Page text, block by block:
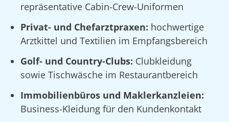
repräsentative Cabin-Crew-Uniformen
Privat- und Chefarztpraxen: hochwertige
Arztkittel und Textilien im Empfangsbereich
Golf- und Country-Clubs: Clubkleidung
sowie Tischwäsche im Restaurantbereich
Immobilienbüros und Maklerkanzleien:
Business-Kleidung für den Kundenkontakt